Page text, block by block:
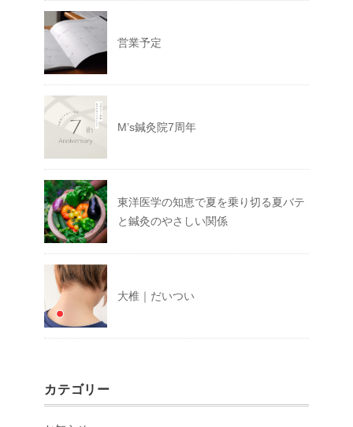
営業予定
M’s鍼灸院7周年
東洋医学の知恵で夏を乗り切る夏バテ
と鍼灸のやさしい関係
大椎｜だいつい
カテゴリー